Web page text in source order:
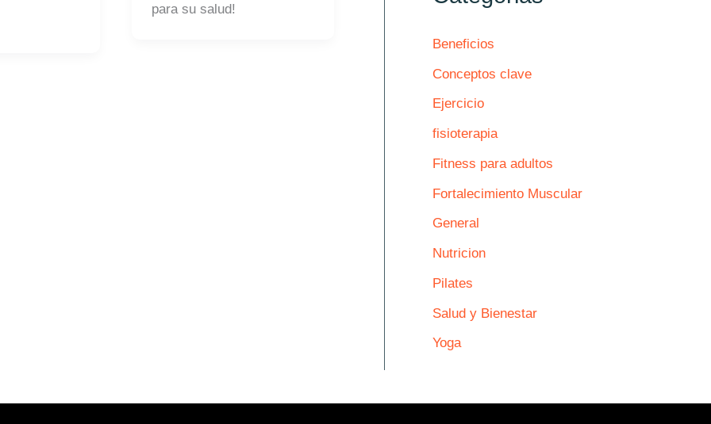
para su salud!
Beneficios
Conceptos clave
Ejercicio
fisioterapia
Fitness para adultos
Fortalecimiento Muscular
General
Nutricion
Pilates
Salud y Bienestar
Yoga